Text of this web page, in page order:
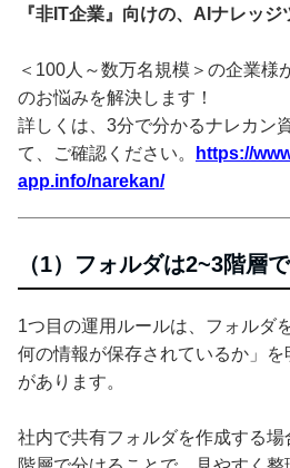
『非IT企業』向けの、AIナレッジ
＜100人～数万名規模＞の企業様
のお悩みを解決します！
詳しくは、3分で分かるナレカン
て、ご確認ください。
https://
app.info/narekan/
（1）フォルダは2~3階層
1つ目の運用ルールは、フォルダ
何の情報が保存されているか」
があります。
社内で共有フォルダを作成する